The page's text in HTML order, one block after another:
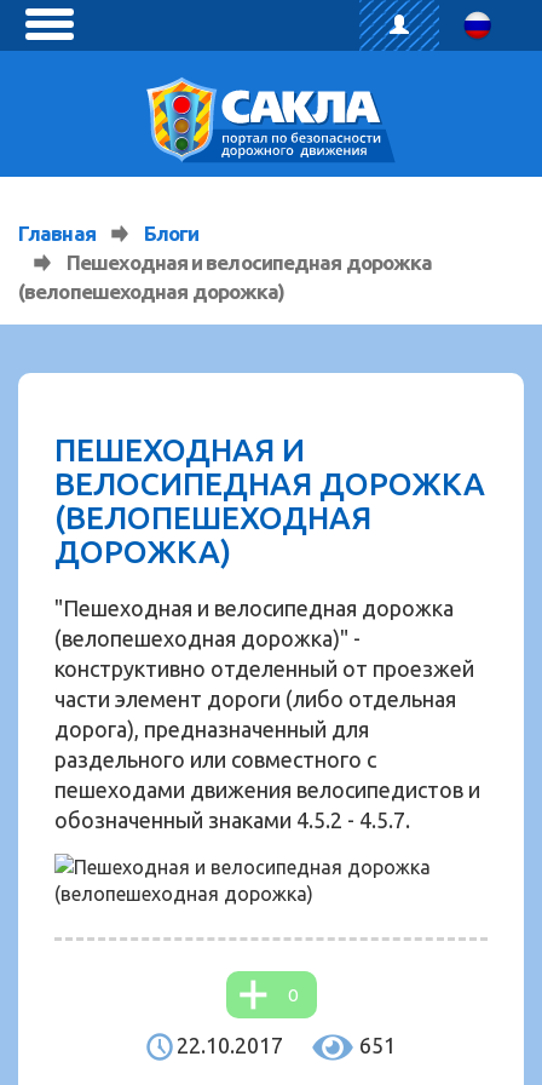
toggle
Главная
Блоги
Пешеходная и велосипедная дорожка
(велопешеходная дорожка)
ПЕШЕХОДНАЯ И
ВЕЛОСИПЕДНАЯ ДОРОЖКА
(ВЕЛОПЕШЕХОДНАЯ
ДОРОЖКА)
"Пешеходная и велосипедная дорожка
(велопешеходная дорожка)" -
конструктивно отделенный от проезжей
части элемент дороги (либо отдельная
дорога), предназначенный для
раздельного или совместного с
пешеходами движения велосипедистов и
обозначенный знаками 4.5.2 - 4.5.7.
0
22.10.2017 651